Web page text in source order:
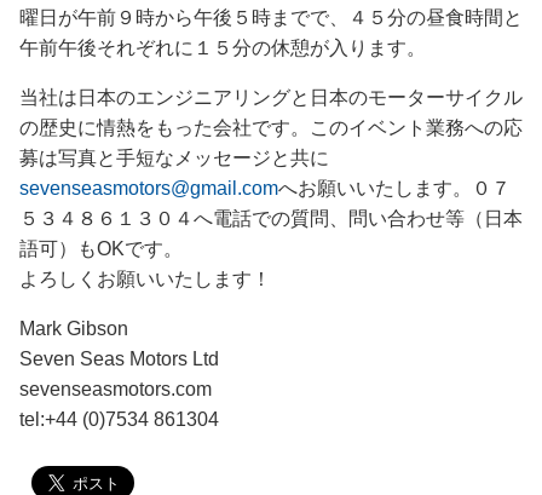
曜日が午前９時から午後５時までで、４５分の昼食時間と
午前午後それぞれに１５分の休憩が入ります。
当社は日本のエンジニアリングと日本のモーターサイクル
の歴史に情熱をもった会社です。このイベント業務への応
募は写真と手短なメッセージと共に
sevenseasmotors@gmail.comへお願いいたします。０７
５３４８６１３０４へ電話での質問、問い合わせ等（日本
語可）もOKです。
よろしくお願いいたします！
Mark Gibson
Seven Seas Motors Ltd
sevenseasmotors.com
tel:+44 (0)7534 861304